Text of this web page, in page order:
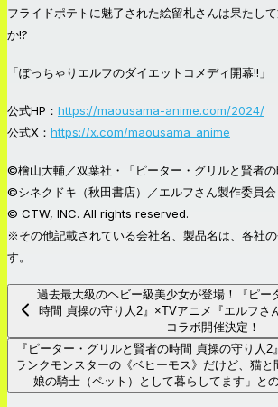
フライドポテトに魅了された絵留札さんは果たし
か!?
「ぽっちゃりエルフのダイエットコメディ開幕!!」
公式HP： https://maousama-anime.com/2024/
公式X： https://x.com/maousama_anime
©檜山大輔／双葉社・「ピーター・グリルと賢者の
©シネクドキ（秋田書店）／エルフさん製作委員会
© CTW, INC. All rights reserved.
※その他記載されている会社名、製品名は、各社
す。
過去最大級のヘビー級美少女が登場！『ピー
時間 貞操の守り人2』×TVアニメ『エルフさ
コラボ開催決定！
『ピーター・グリルと賢者の時間 貞操の守り人
ランクモンスターの《ベヒーモス》だけど、猫と
娘の騎士（ペット）として暮らしてます」と